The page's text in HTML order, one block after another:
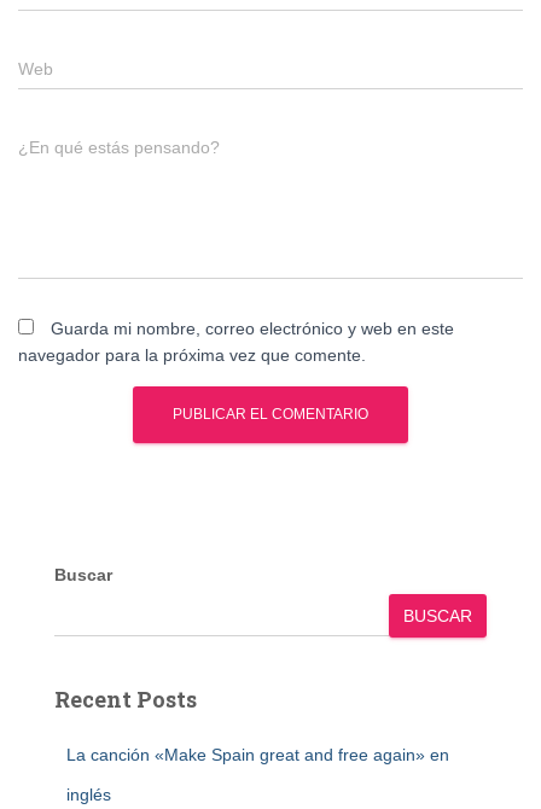
Web
¿En qué estás pensando?
Guarda mi nombre, correo electrónico y web en este
navegador para la próxima vez que comente.
Buscar
BUSCAR
Recent Posts
La canción «Make Spain great and free again» en
inglés